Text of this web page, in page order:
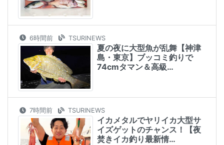
6時間前 TSURINEWS
夏の夜に大型魚が乱舞【神津
島・東京】ブッコミ釣りで
74cmタマン＆高級…
7時間前 TSURINEWS
イカメタルでヤリイカ大型サ
イズゲットのチャンス！【夜
焚きイカ釣り最新情…